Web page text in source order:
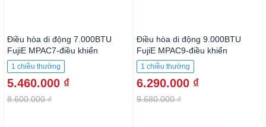
Điều hòa di động 7.000BTU
FujiE MPAC7-điều khiển
1 chiều thường
5.460.000 ₫
8.600.000 ₫
Điều hòa di động 9.000BTU
FujiE MPAC9-điều khiển
1 chiều thường
6.290.000 ₫
9.680.000 ₫